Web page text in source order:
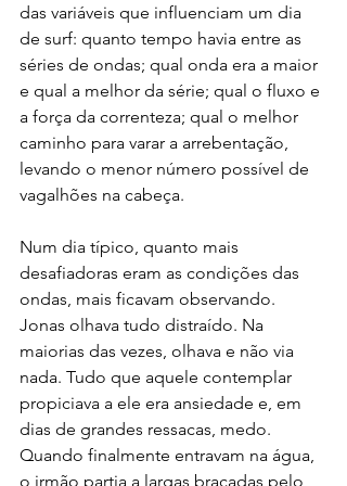
das variáveis que influenciam um dia
de surf: quanto tempo havia entre as
séries de ondas; qual onda era a maior
e qual a melhor da série; qual o fluxo e
a força da correnteza; qual o melhor
caminho para varar a arrebentação,
levando o menor número possível de
vagalhões na cabeça.
Num dia típico, quanto mais
desafiadoras eram as condições das
ondas, mais ficavam observando.
Jonas olhava tudo distraído. Na
maiorias das vezes, olhava e não via
nada. Tudo que aquele contemplar
propiciava a ele era ansiedade e, em
dias de grandes ressacas, medo.
Quando finalmente entravam na água,
o irmão partia a largas braçadas pelo